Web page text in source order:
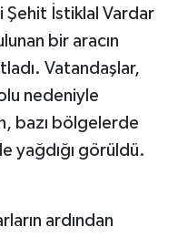
Şehit İstiklal Vardar
bir aracın
Vatandaşlar,
nedeniyle
bazı bölgelerde
yağdığı görüldü.
ardından